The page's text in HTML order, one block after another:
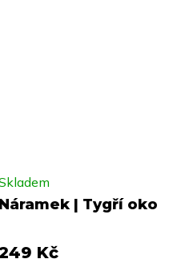
Náramek | Tygří oko
Kč